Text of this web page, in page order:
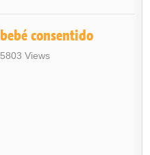
bebé consentido
5803 Views